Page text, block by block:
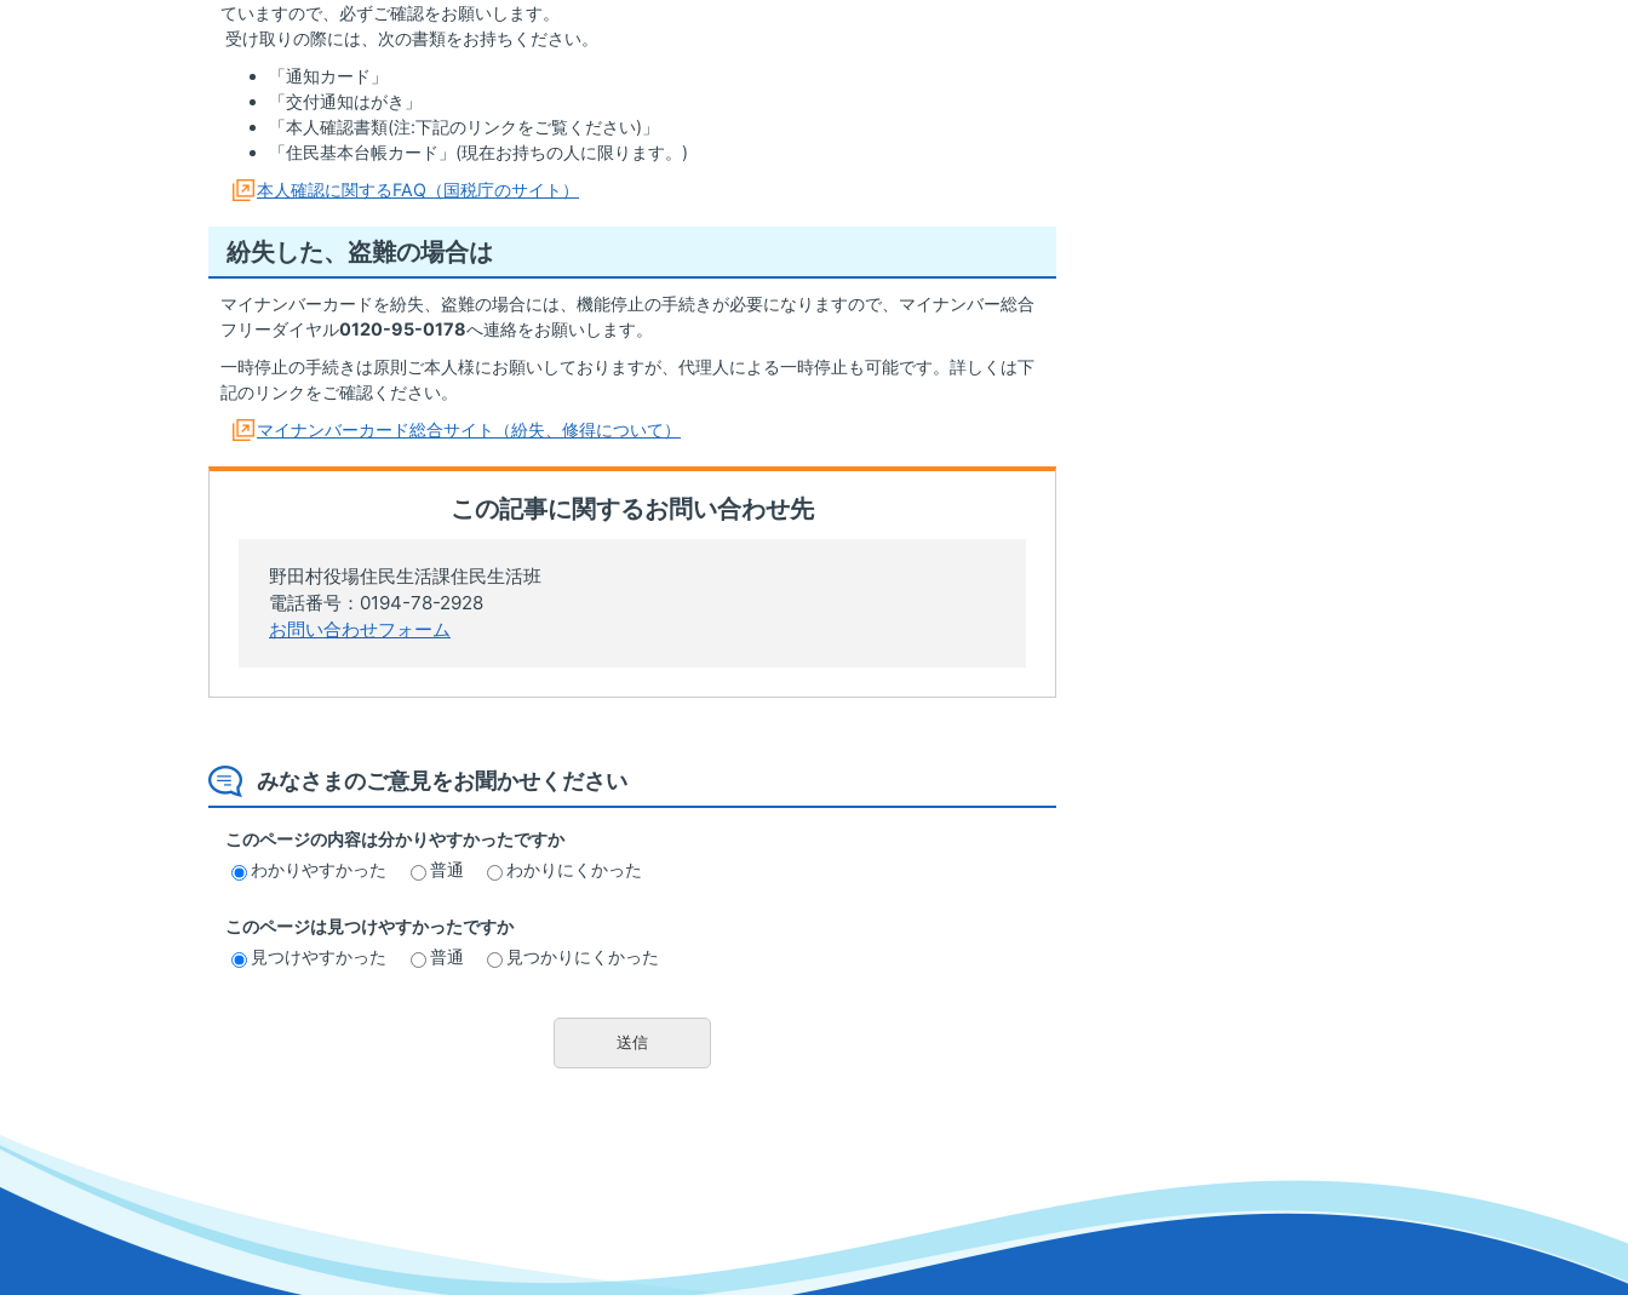
ていますので、必ずご確認をお願いします。
受け取りの際には、次の書類をお持ちください。
「通知カード」
「交付通知はがき」
「本人確認書類(注:下記のリンクをご覧ください)」
「住民基本台帳カード」(現在お持ちの人に限ります。)
本人確認に関するFAQ（国税庁のサイト）
紛失した、盗難の場合は
マイナンバーカードを紛失、盗難の場合には、機能停止の手続きが必要になりますので、マイナンバー総合
フリーダイヤル0120-95-0178へ連絡をお願いします。
一時停止の手続きは原則ご本人様にお願いしておりますが、代理人による一時停止も可能です。詳しくは下
記のリンクをご確認ください。
マイナンバーカード総合サイト（紛失、修得について）
この記事に関するお問い合わせ先
野田村役場住民生活課住民生活班
電話番号：0194-78-2928
お問い合わせフォーム
みなさまのご意見をお聞かせください
このページの内容は分かりやすかったですか
わかりやすかった
普通 わかりにくかった
このページは見つけやすかったですか
見つけやすかった
普通 見つかりにくかった